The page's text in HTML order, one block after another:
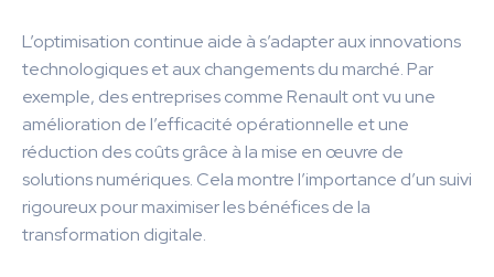
L’optimisation continue aide à s’adapter aux innovations
technologiques et aux changements du marché. Par
exemple, des entreprises comme Renault ont vu une
amélioration de l’efficacité opérationnelle et une
réduction des coûts grâce à la mise en œuvre de
solutions numériques. Cela montre l’importance d’un suivi
rigoureux pour maximiser les bénéfices de la
transformation digitale.